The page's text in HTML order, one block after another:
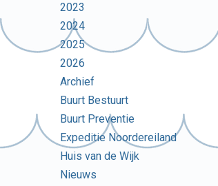
2023
2024
2025
2026
Archief
Buurt Bestuurt
Buurt Preventie
Expeditie Noordereiland
Huis van de Wijk
Nieuws